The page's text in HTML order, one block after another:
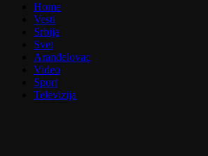
Home
Vesti
Srbija
Svet
Aranđelovac
Video
Sport
Televizija